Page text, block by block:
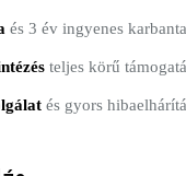
és 3 év ingyenes
teljes körű
és gyors